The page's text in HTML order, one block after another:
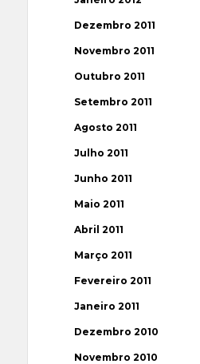
Dezembro 2011
Novembro 2011
Outubro 2011
Setembro 2011
Agosto 2011
Julho 2011
Junho 2011
Maio 2011
Abril 2011
Março 2011
Fevereiro 2011
Janeiro 2011
Dezembro 2010
Novembro 2010